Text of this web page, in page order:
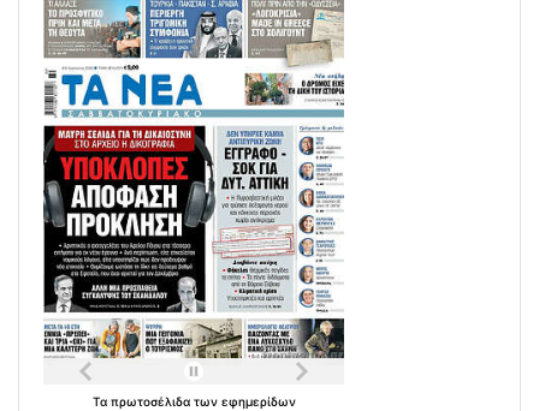
Τα πρωτοσέλιδα των εφημερίδων